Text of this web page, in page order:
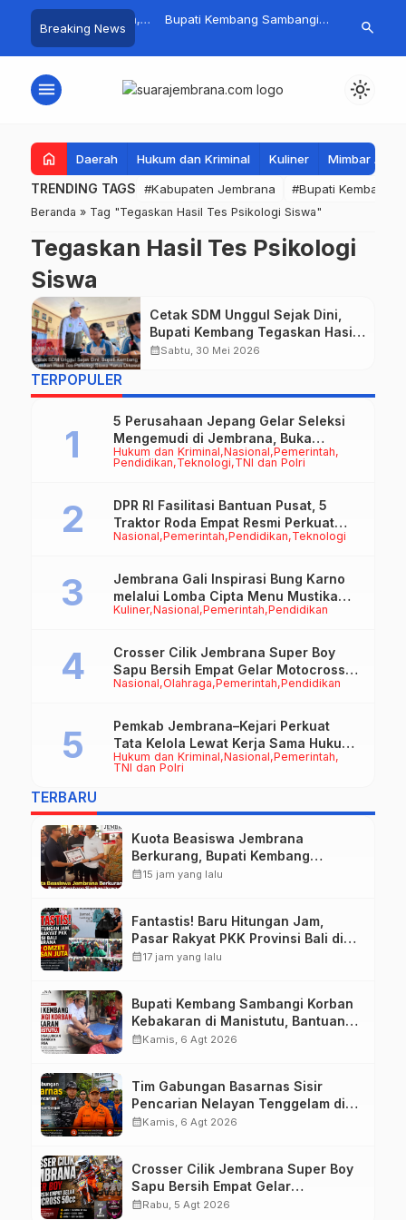
Breaking News
PKK Provinsi Bali di
Omzet Ratusan
Bupati Kembang Sambangi
Bantuan Disalurkan untuk
Tim
Perairan
search
menu light_mode
home Daerah Hukum dan Kriminal Kuliner Mimbar
TRENDING TAGS #Kabupaten Jembrana #Bupati Kembang
Beranda » Tag "Tegaskan Hasil Tes Psikologi Siswa"
Tegaskan Hasil Tes Psikologi
Siswa
Cetak SDM Unggul Sejak Dini,
Bupati Kembang Tegaskan Hasil
Tes Psikologi Siswa Harus
calendar_monthSabtu, 30 Mei 2026
TERPOPULER
Hukum dan Kriminal Nasional Pemerintah
Pendidikan Teknologi TNI dan Polri
5 Perusahaan Jepang Gelar Seleksi
Mengemudi di Jembrana, Buka
Peluang Kerja bagi Calon PMI
Nasional Pemerintah Pendidikan Teknologi
DPR RI Fasilitasi Bantuan Pusat, 5
Traktor Roda Empat Resmi Perkuat
Mekanisasi Pertanian Jembrana
Kuliner Nasional Pemerintah Pendidikan
Jembrana Gali Inspirasi Bung Karno
melalui Lomba Cipta Menu Mustika
Rasa
Nasional Olahraga Pemerintah Pendidikan
Crosser Cilik Jembrana Super Boy
Sapu Bersih Empat Gelar Motocross
50cc
Hukum dan Kriminal Nasional Pemerintah
TNI dan Polri
Pemkab Jembrana–Kejari Perkuat
Tata Kelola Lewat Kerja Sama Hukum
Datun
TERBARU
Kuota Beasiswa Jembrana
Berkurang, Bupati Kembang
Siapkan Upaya Penambahan di
calendar_month15 jam yang lalu
Fantastis! Baru Hitungan Jam,
Pasar Rakyat PKK Provinsi Bali di
Jembrana Raup Omzet Ratusan
calendar_month17 jam yang lalu
Bupati Kembang Sambangi Korban
Kebakaran di Manistutu, Bantuan
Disalurkan untuk Ringankan Beban
calendar_monthKamis, 6 Agt 2026
Tim Gabungan Basarnas Sisir
Pencarian Nelayan Tenggelam di
Perairan Pantai Pengambengan
calendar_monthKamis, 6 Agt 2026
Crosser Cilik Jembrana Super Boy
Sapu Bersih Empat Gelar
Motocross 50cc
calendar_monthRabu, 5 Agt 2026